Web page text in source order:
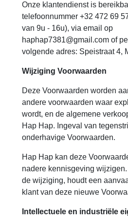
Onze klantendienst is
telefoonnummer +32 472 69
van 9u - 16u), via email op
haphap7381@gmail.com of
volgende adres: Speistraat 4,
Wijziging Voorwaarden
Deze Voorwaarden worden
andere voorwaarden waar
wordt, en de algemene
Hap Hap. Ingeval van
onderhavige Voorwaarden.
Hap Hap kan deze
nadere kennisgeving
de wijziging, houdt een
klant van deze nieuwe
Intellectuele en industriële